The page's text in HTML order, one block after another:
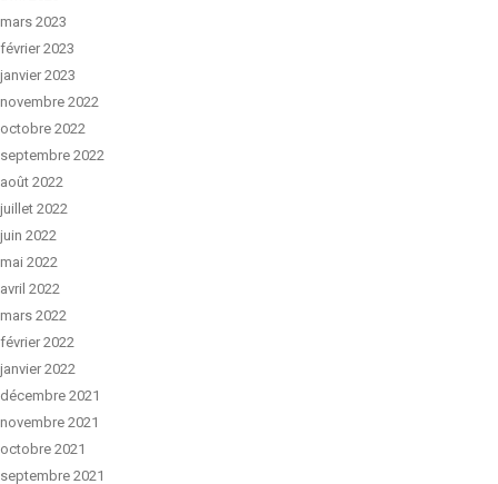
mars 2023
février 2023
janvier 2023
novembre 2022
octobre 2022
septembre 2022
août 2022
juillet 2022
juin 2022
mai 2022
avril 2022
mars 2022
février 2022
janvier 2022
décembre 2021
novembre 2021
octobre 2021
septembre 2021